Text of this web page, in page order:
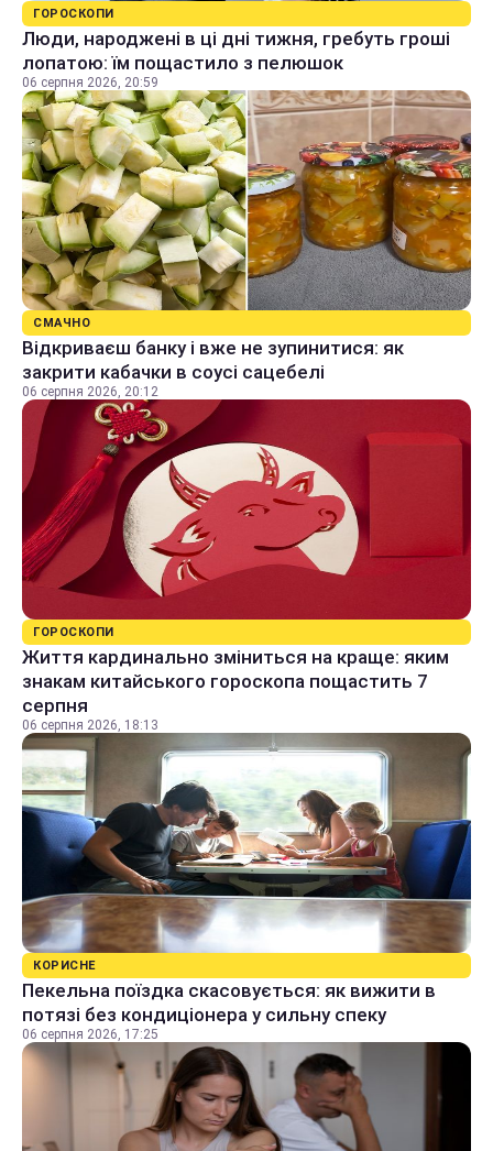
ГОРОСКОПИ
Люди, народжені в ці дні тижня, гребуть гроші
лопатою: їм пощастило з пелюшок
06 серпня 2026, 20:59
СМАЧНО
Відкриваєш банку і вже не зупинитися: як
закрити кабачки в соусі сацебелі
06 серпня 2026, 20:12
ГОРОСКОПИ
Життя кардинально зміниться на краще: яким
знакам китайського гороскопа пощастить 7
серпня
06 серпня 2026, 18:13
КОРИСНЕ
Пекельна поїздка скасовується: як вижити в
потязі без кондиціонера у сильну спеку
06 серпня 2026, 17:25